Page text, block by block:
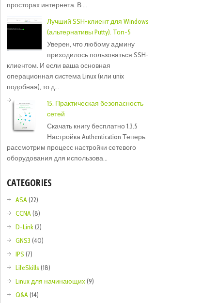
просторах интернета. В ...
Лучший SSH-клиент для Windows
(альтернативы Putty). Топ-5
Уверен, что любому админу
приходилось пользоваться SSH-
клиентом. И если ваша основная
операционная система Linux (или unix
подобная), то д...
15. Практическая безопасность
сетей
Скачать книгу бесплатно 1.3.5
Настройка Authentication Теперь
рассмотрим процесс настройки сетевого
оборудования для использова...
CATEGORIES
ASA(22)
CCNA(8)
D-Link(2)
GNS3 (40)
IPS (7)
LifeSkills (18)
Linux для начинающих(9)
Q&A(14)